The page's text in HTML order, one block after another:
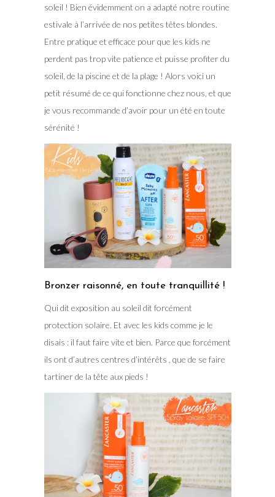
soleil ! Bien évidemment on a adapté notre routine
estivale à l’arrivée de nos petites têtes blondes.
Entre pratique et efficace pour que les kids ne
perdent pas trop vite patience et puisse profiter du
soleil, de la piscine et de la plage ! Alors voici un
petit résumé de ce qui fonctionne chez nous, et que
je vous recommande d’avoir pour un été en toute
sérénité !
Bronzer raisonné, en toute tranquillité !
Qui dit exposition au soleil dit forcément
protection solaire. Et avec les kids comme je le
disais : il faut faire vite et bien. Parce que forcément
ils ont d’autres centres d’intérêts , que de se faire
tartiner de la tête aux pieds !